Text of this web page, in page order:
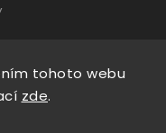
tohoto webu
zde.